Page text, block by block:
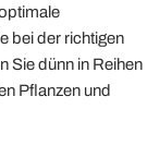
bei der richtigen
Sie dünn in Reihen
Pflanzen und